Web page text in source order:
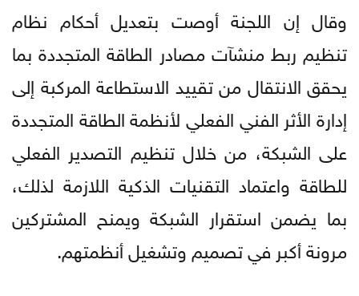
وقال إن اللجنة أوصت بتعديل أحكام نظام
تنظيم ربط منشآت مصادر الطاقة المتجددة بما
يحقق الانتقال من تقييد الاستطاعة المركبة إلى
إدارة الأثر الفني الفعلي لأنظمة الطاقة المتجددة
على الشبكة، من خلال تنظيم التصدير الفعلي
للطاقة واعتماد التقنيات الذكية اللازمة لذلك،
بما يضمن استقرار الشبكة ويمنح المشتركين
مرونة أكبر في تصميم وتشغيل أنظمتهم.